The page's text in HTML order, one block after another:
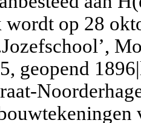
wordt op 28
geopend